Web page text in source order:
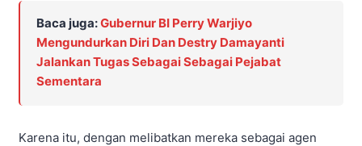
Baca juga:Gubernur BI Perry Warjiyo
Mengundurkan Diri Dan Destry Damayanti
Jalankan Tugas Sebagai Sebagai Pejabat
Sementara
Karena itu, dengan melibatkan mereka sebagai agen